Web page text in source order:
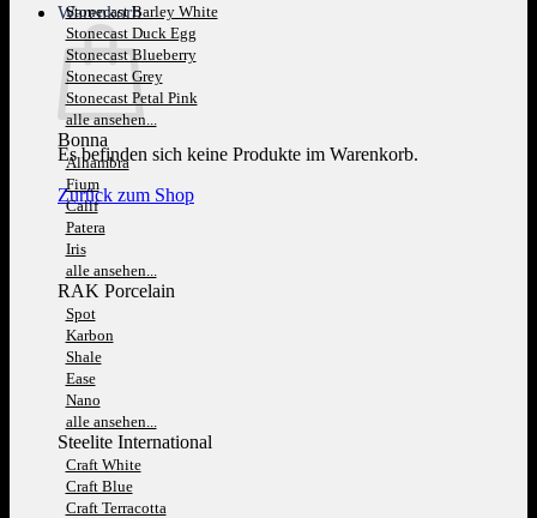
Warenkorb
Es befinden sich keine Produkte im Warenkorb.
Zurück zum Shop
Stonecast Barley White
Stonecast Duck Egg
Stonecast Blueberry
Stonecast Grey
Stonecast Petal Pink
alle ansehen...
Bonna
Alhambra
Fium
Calif
Patera
Iris
alle ansehen...
RAK Porcelain
Spot
Karbon
Shale
Ease
Nano
alle ansehen...
Steelite International
Craft White
Craft Blue
Craft Terracotta